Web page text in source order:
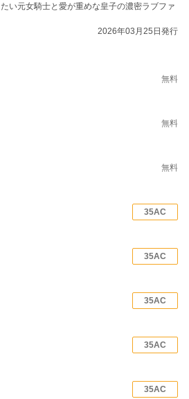
(21,946 位)
い元女騎士と愛が重めな皇子の濃密ラブファ
2026年03月25日発行
無料
無料
無料
35AC
35AC
35AC
35AC
35AC